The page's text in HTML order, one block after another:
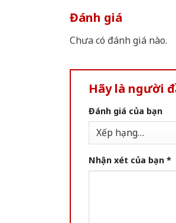
Đánh giá
Chưa có đánh giá nào.
Hãy là người
Đánh giá của bạn
Nhận xét của bạn *